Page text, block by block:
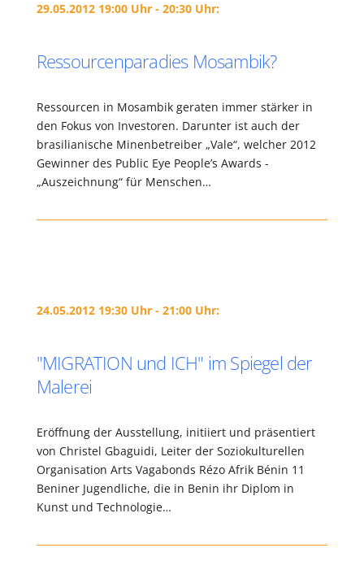
29.05.2012 19:00 Uhr - 20:30 Uhr:
Ressourcenparadies Mosambik?
Ressourcen in Mosambik geraten immer stärker in
den Fokus von Investoren. Darunter ist auch der
brasilianische Minenbetreiber „Vale“, welcher 2012
Gewinner des Public Eye People’s Awards -
„Auszeichnung“ für Menschen…
24.05.2012 19:30 Uhr - 21:00 Uhr:
"MIGRATION und ICH" im Spiegel der
Malerei
Eröffnung der Ausstellung, initiiert und präsentiert
von Christel Gbaguidi, Leiter der Soziokulturellen
Organisation Arts Vagabonds Rézo Afrik Bénin 11
Beniner Jugendliche, die in Benin ihr Diplom in
Kunst und Technologie…